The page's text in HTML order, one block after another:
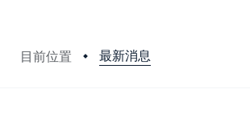
目前位置 最新消息